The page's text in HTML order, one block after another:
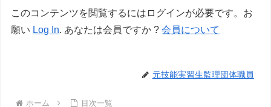
このコンテンツを閲覧するにはログインが必要です。お
願い Log In. あなたは会員ですか ?会員について
元技能実習生監理団体職員
ホーム 目次一覧